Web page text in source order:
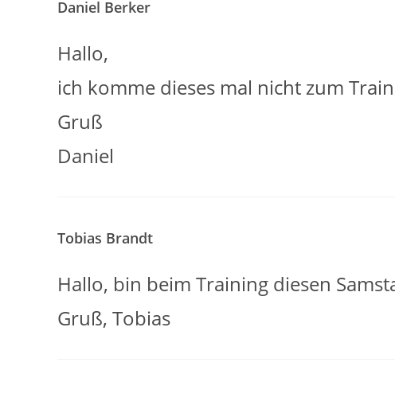
Daniel Berker
Hallo,
ich komme dieses mal nicht zum
Gruß
Daniel
Tobias Brandt
Hallo, bin beim Training diesen
Gruß, Tobias